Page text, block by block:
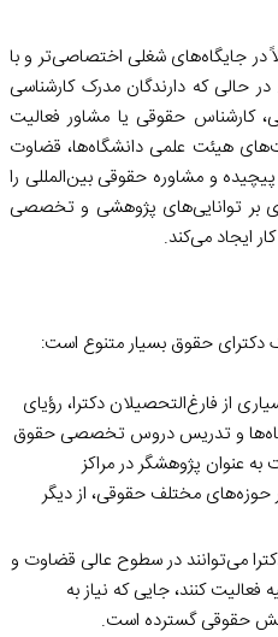
در جایگاه‌های شغلی اختصاصی‌تر و با
حالی که دارندگان مدرک کارشناسی
کارشناس حقوقی یا مشاور فعالیت
هیئت علمی دانشگاه‌ها، قضاوت
و مشاوره حقوقی بین‌المللی را
بر توانایی‌های پژوهشی و تخصصی
ایجاد می‌کند.
دکترای حقوق بسیار متنوع است:
از فارغ‌التحصیلان دکترا، رؤیای
و تدریس دروس تخصصی حقوق
به عنوان پژوهشگر در مراکز
حوزه‌های مختلف حقوقی، از دیگر
می‌توانند در سطوح عالی قضاوت و
کنند، جایی که نیاز به
حقوقی گسترده است.